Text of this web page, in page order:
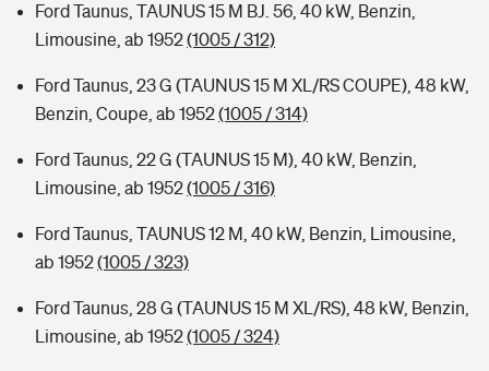
Ford Taunus, TAUNUS 15 M BJ. 56, 40 kW, Benzin,
Limousine, ab 1952(1005 / 312)
Ford Taunus, 23 G (TAUNUS 15 M XL/RS COUPE), 48 kW,
Benzin, Coupe, ab 1952(1005 / 314)
Ford Taunus, 22 G (TAUNUS 15 M), 40 kW, Benzin,
Limousine, ab 1952(1005 / 316)
Ford Taunus, TAUNUS 12 M, 40 kW, Benzin, Limousine,
ab 1952(1005 / 323)
Ford Taunus, 28 G (TAUNUS 15 M XL/RS), 48 kW, Benzin,
Limousine, ab 1952(1005 / 324)